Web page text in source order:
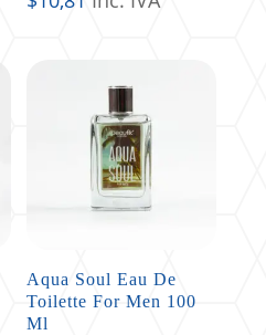
Aqua Soul Eau De
Toilette For Men 100
Ml